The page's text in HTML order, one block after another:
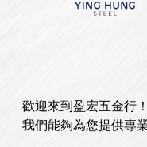
歡迎來到盈宏五金行！
我們能夠為您提供專